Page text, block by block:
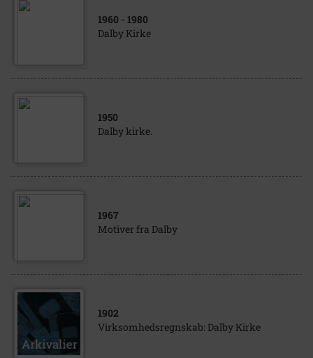
1960 - 1980
Dalby Kirke
1950
Dalby kirke.
1967
Motiver fra Dalby
1902
Virksomhedsregnskab: Dalby Kirke